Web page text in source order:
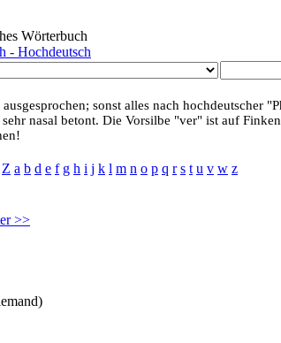
Wörterbuch
- Hochdeutsch
sonst alles nach hochdeutscher
nasal betont. Die Vorsilbe "ver" ist auf
Z a b d e f g h i j k l m n o p q r s t u v w z
>>